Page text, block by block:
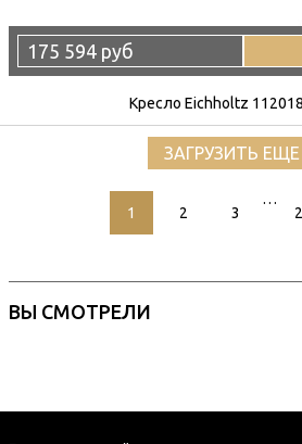
175 594 руб
Кресло Eichholtz
ЗАГРУЗИТЬ ЕЩЕ
1 2 3
…
ВЫ СМОТРЕЛИ